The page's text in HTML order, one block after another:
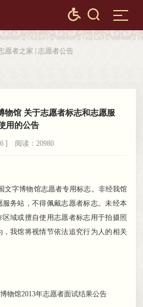
 
愿者之家 志愿者公告
物馆 关于志愿者标志和志愿服
用的公告
] 阅读：20980
文字博物馆志愿者专用标志。 非经我馆
服务站 ，不得佩戴志愿者标志。未经本
域或擅自使用志愿者标志用于拍摄照
我馆将视情节依法追究行为人的相关
物馆2013年志愿者面试结果公告